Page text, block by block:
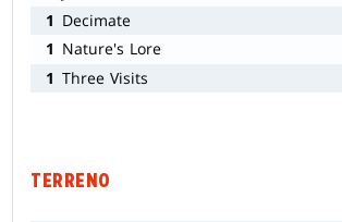
1 Decimate
1 Nature's Lore
1 Three Visits
TERRENO